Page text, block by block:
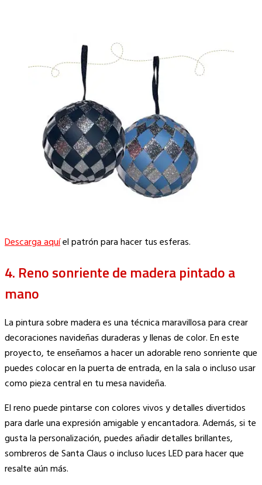
Descarga aquíel patrón para hacer tus esferas.
4. Reno sonriente de madera pintado a
mano
La pintura sobre madera es una técnica maravillosa para crear
decoraciones navideñas duraderas y llenas de color. En este
proyecto, te enseñamos a hacer un adorable reno sonriente que
puedes colocar en la puerta de entrada, en la sala o incluso usar
como pieza central en tu mesa navideña.
El reno puede pintarse con colores vivos y detalles divertidos
para darle una expresión amigable y encantadora. Además, si te
gusta la personalización, puedes añadir detalles brillantes,
sombreros de Santa Claus o incluso luces LED para hacer que
resalte aún más.